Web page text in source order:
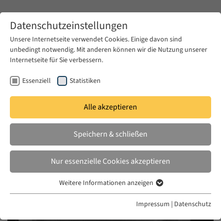
Zum Hauptinhalt springen
MO. 15 DEZ. 2014
Sunken Mythologies
Datenschutzeinstellungen
Unsere Internetseite verwendet Cookies. Einige davon sind
unbedingt notwendig. Mit anderen können wir die Nutzung unserer
Internetseite für Sie verbessern.
Essenziell Statistiken
Alle akzeptieren
Speichern & schließen
Nur essenzielle Cookies akzeptieren
Essenzielle Cookies werden für grundlegende Funktionen der
Weitere Informationen anzeigen
Impressum | Datenschutz